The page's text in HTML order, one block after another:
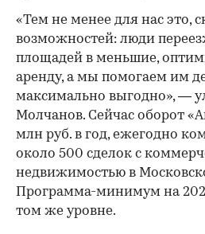
«Тем не менее для нас это,
возможностей: люди
площадей в меньшие,
аренду, а мы помогаем им
максимально выгодно», —
Молчанов. Сейчас оборот
млн руб. в год, ежегодно
около 500 сделок с
недвижимостью в
Программа-минимум на
том же уровне.